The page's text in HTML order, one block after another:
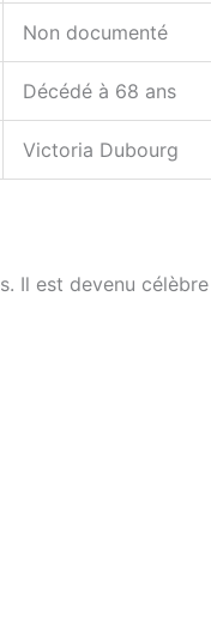
Non documenté
Décédé à 68 ans
Victoria Dubourg
est devenu